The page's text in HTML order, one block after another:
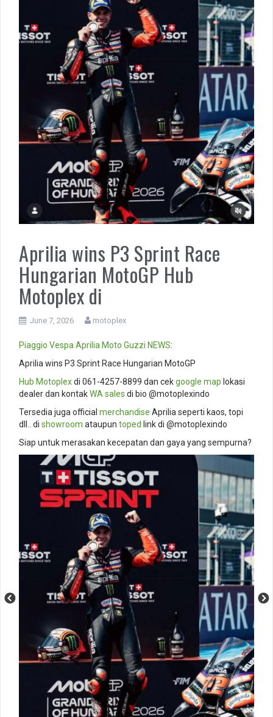
Aprilia wins P3 Sprint Race
Hungarian MotoGP Hub
Motoplex di
June 7, 2026 motoplex
Piaggio Vespa Aprilia Moto Guzzi NEWS:
Aprilia wins P3 Sprint Race Hungarian MotoGP
Hub Motoplexdi 061-4257-8899 dan cekgoogle map lokasi
dealer dan kontakWA sales di bio @motoplexindo
Tersedia juga official merchandise Aprilia seperti kaos, topi
dll.. di showroom ataupun toped link di @motoplexindo
Siap untuk merasakan kecepatan dan gaya yang sempurna?